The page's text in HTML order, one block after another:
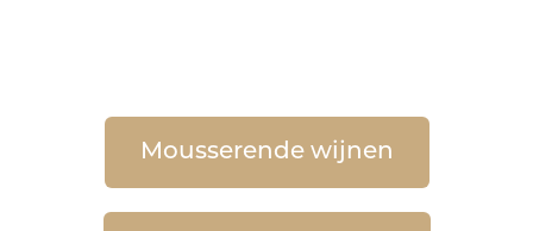
Mousserende wijnen